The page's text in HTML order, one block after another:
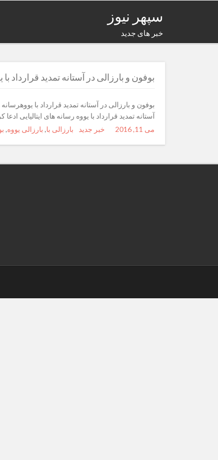
سپهر نیوز
خبر های جدید
بوفون و بارزالی در آستانه تمدید قرارداد با
بوفون و بارزالی در آستانه تمدید قرارداد با
آستانه تمدید قرارداد با یووه رسانه های ایتالیایی
Posted
می 11, 2016 Author
Categories
خبر جدید Tags
بارزالی با, بارزالی یووه,